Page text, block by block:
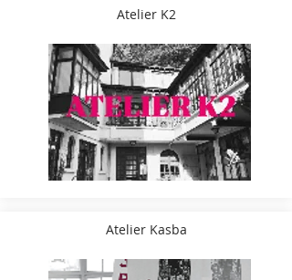
Atelier K2
Atelier Kasba